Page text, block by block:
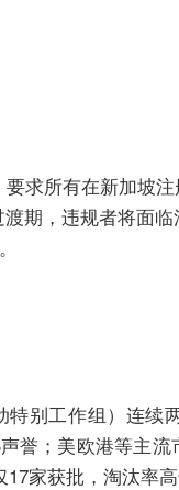
求所有在新加坡
期，违规者将面
别工作组）连续
誉；美欧港等主
家获批，淘汰率高